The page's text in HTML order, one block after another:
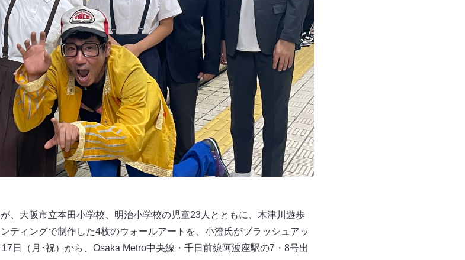
、大阪市立本田小学校、明治小学校の児童23人とともに、木津川遊歩
ティングで制作した4枚のウォールアートを、小澄氏がブラッシュアッ
日（月･祝）から、Osaka Metro中央線・千日前線阿波座駅の7・8号出